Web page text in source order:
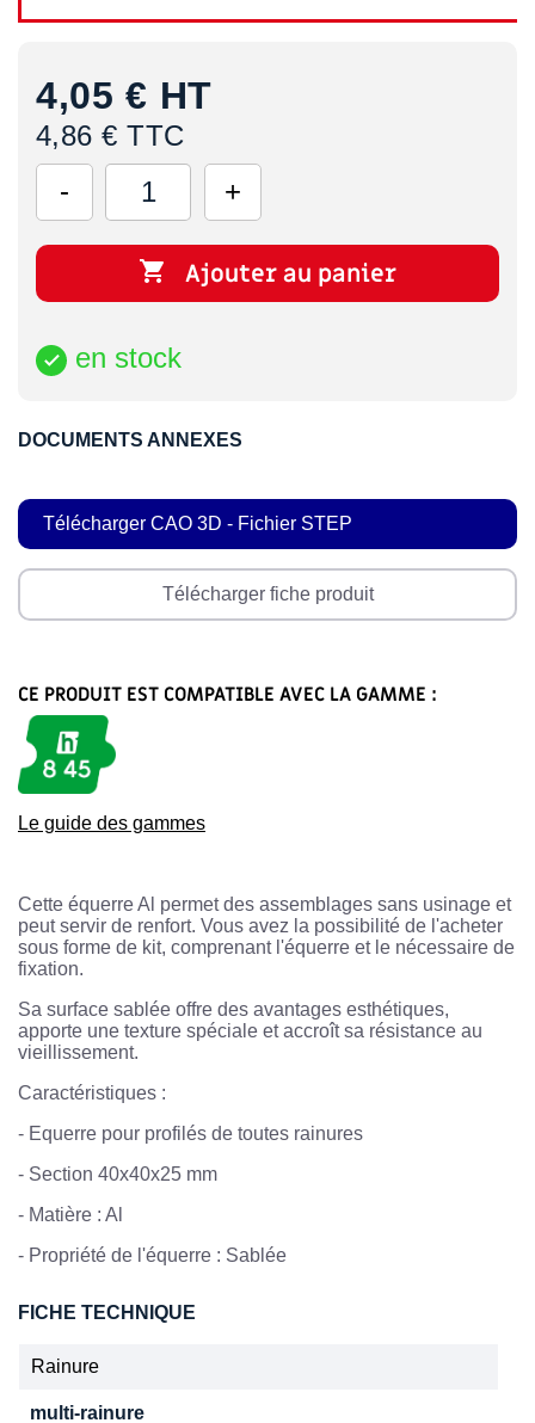
4,05 € HT
4,86 € TTC
 Ajouter au panier
 en stock
DOCUMENTS ANNEXES
Télécharger CAO 3D - Fichier STEP
Télécharger fiche produit
CE PRODUIT EST COMPATIBLE AVEC LA GAMME :
Le guide des gammes
Cette équerre Al permet des assemblages sans usinage et
peut servir de renfort. Vous avez la possibilité de l'acheter
sous forme de kit, comprenant l'équerre et le nécessaire de
fixation.
Sa surface sablée offre des avantages esthétiques,
apporte une texture spéciale et accroît sa résistance au
vieillissement.
Caractéristiques :
- Equerre pour profilés de toutes rainures
- Section 40x40x25 mm
- Matière : Al
- Propriété de l'équerre : Sablée
FICHE TECHNIQUE
Rainure
multi-rainure